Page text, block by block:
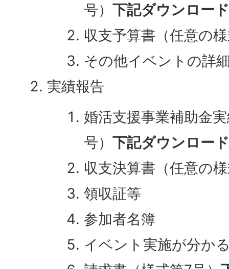
号） 下記ダウンロー
収支予算書（任意の
その他イベントの詳
実績報告
婚活支援事業補助金
号） 下記ダウンロー
収支決算書（任意の
領収証等
参加者名簿
イベント実施が分か